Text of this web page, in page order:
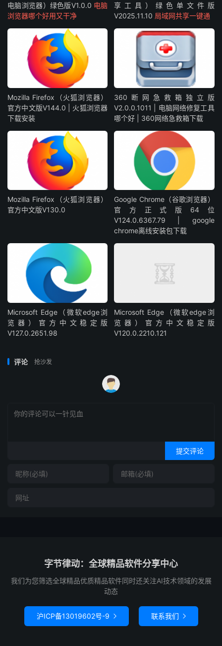
电脑浏览器）绿色版V1.0.0 电脑
浏览器哪个好用又干净
享工具）绿色单文件版
V2025.11.10 局域网共享一键通
Mozilla Firefox（火狐浏览器）
官方中文版V144.0 | 火狐浏览器
下载安装
360断网急救箱独立版
V2.0.0.1011 | 电脑网络修复工具
哪个好 | 360网络急救箱下载
Mozilla Firefox（火狐浏览器）
官方中文版V130.0
Google Chrome（谷歌浏览器）
官方正式版64位
V124.0.6367.79 | google
chrome离线安装包下载
Microsoft Edge（微软edge浏
览器）官方中文稳定版
V127.0.2651.98
Microsoft Edge（微软edge浏
览器）官方中文稳定版
V120.0.2210.121
评论 抢沙发
提交评论
字节律动：全球精品软件分享中心
我们为您筛选全球精品优质精品软件同时还关注AI技术领域的发展
动态
沪ICP备13019602号-9  联系我们 